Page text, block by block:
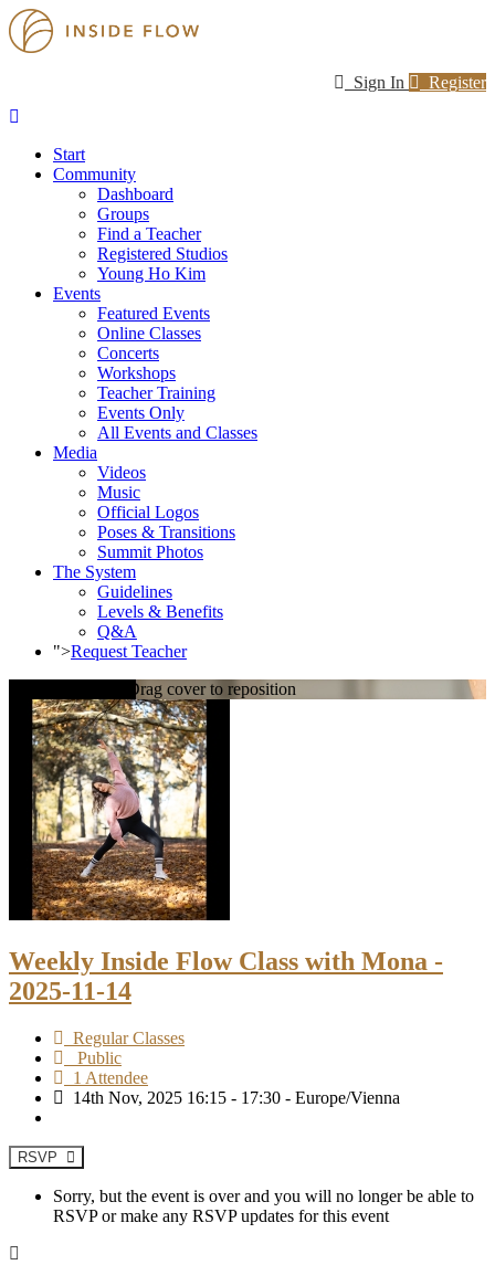
Sign In Register
Start
Community
Dashboard
Groups
Find a Teacher
Registered Studios
Young Ho Kim
Events
Featured Events
Online Classes
Concerts
Workshops
Teacher Training
Events Only
All Events and Classes
Media
Videos
Music
Official Logos
Poses & Transitions
Summit Photos
The System
Guidelines
Levels & Benefits
Q&A
">Request Teacher
Drag cover to reposition
Weekly Inside Flow Class with Mona -
2025-11-14
Regular Classes
Public
1 Attendee
14th Nov, 2025 16:15 - 17:30 - Europe/Vienna
RSVP
Sorry, but the event is over and you will no longer be able to
RSVP or make any RSVP updates for this event